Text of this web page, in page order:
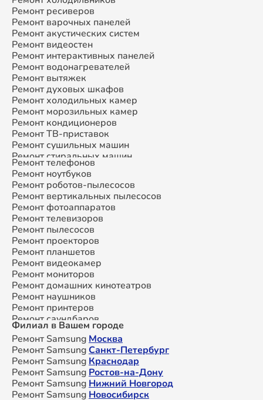
Ремонт ресиверов
Ремонт варочных панелей
Ремонт акустических систем
Ремонт видеостен
Ремонт интерактивных панелей
Ремонт водонагревателей
Ремонт вытяжек
Ремонт духовых шкафов
Ремонт холодильных камер
Ремонт морозильных камер
Ремонт кондиционеров
Ремонт ТВ-приставок
Ремонт сушильных машин
Ремонт стиральных машин
Ремонт микроволновых печей
Ремонт смарт-часов
Ремонт атс
Ремонт сплит-систем
Ремонт телефонов
Ремонт ноутбуков
Ремонт роботов-пылесосов
Ремонт вертикальных пылесосов
Ремонт фотоаппаратов
Ремонт телевизоров
Ремонт пылесосов
Ремонт проекторов
Ремонт планшетов
Ремонт видеокамер
Ремонт мониторов
Ремонт домашних кинотеатров
Ремонт наушников
Ремонт принтеров
Ремонт саундбаров
Ремонт VR систем
Ремонт сабвуферов
Ремонт посудомоечных машин
Филиал в Вашем городе
Ремонт Samsung Москва
Ремонт SamsungСанкт-Петербург
Ремонт Samsung Краснодар
Ремонт Samsung Ростов-на-Дону
Ремонт Samsung Нижний Новгород
Ремонт Samsung Новосибирск